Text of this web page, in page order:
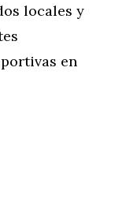
locales y
en